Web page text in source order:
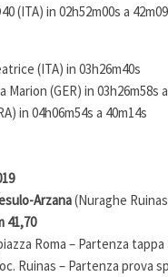
(ITA) in 02h52m00s a
(ITA) in 03h26m40s
Marion (GER) in 03h26m58s
in 04h06m54s a 40m14s
Arzana(Nuraghe
41,70
Roma – Partenza tappa
Ruinas – Partenza prova